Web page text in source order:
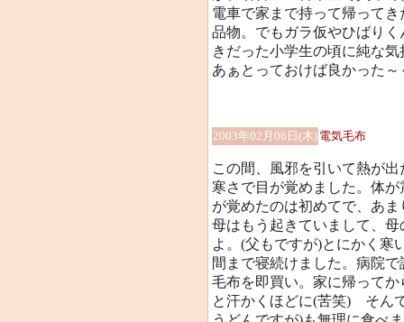
電車で家まで持って帰って
品物。でもガラ仮やひばり
きだった小学生の頃に純な
あぁとっておけば良かった～
2003年02月06日(木) 電気毛布
この間、風邪を引いて熱が
寒さで目が覚めました。体
が覚めたのは初めてで、あ
母はもう起きていまして、
よ。(父もですが)とにかく寒
間まで寝続けました。病院
毛布を即買い。家に帰って
と汗かくほどに(苦笑) そん